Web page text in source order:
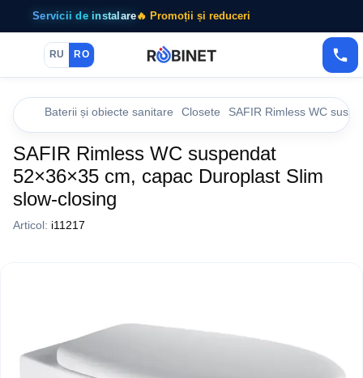
Servicii de instalare🔥 Promoții și reduceri
RU RO
Baterii și obiecte sanitare Closete SAFIR Rimless WC
SAFIR Rimless WC suspendat
52×36×35 cm, capac Duroplast Slim
slow-closing
Articol: i11217